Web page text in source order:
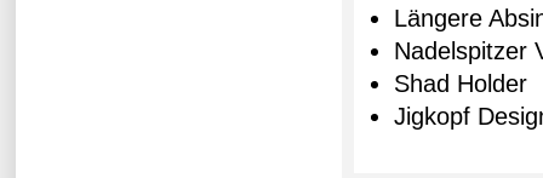
Längere
Nadelspitzer
Shad Holder
Jigkopf